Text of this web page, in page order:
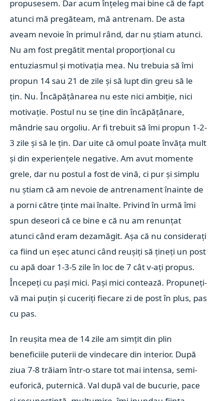
propusesem. Dar acum înțeleg mai bine că de fapt
atunci mă pregăteam, mă antrenam. De asta
aveam nevoie în primul rând, dar nu știam atunci.
Nu am fost pregătit mental proporțional cu
entuziasmul și motivația mea. Nu trebuia să îmi
propun 14 sau 21 de zile și să lupt din greu să le
țin. Nu. Încăpățânarea nu este nici ambiție, nici
motivație. Postul nu se ține din încăpățânare,
mândrie sau orgoliu. Ar fi trebuit să îmi propun 1-2-
3 zile și să le țin. Dar uite că omul poate învăța mult
și din experiențele negative. Am avut momente
grele, dar nu postul a fost de vină, ci pur și simplu
nu știam că am nevoie de antrenament înainte de
a porni către ținte mai înalte. Privind în urmă îmi
spun deseori că ce bine e că nu am renunțat
atunci când eram dezamăgit. Așa că nu considerați
ca fiind un eșec atunci când reușiți să țineți un post
cu apă doar 1-3-5 zile în loc de 7 cât v-ați propus.
Începeți cu pași mici. Pași mici contează. Propuneți-
vă mai puțin și cuceriți fiecare zi de post în plus, pas
cu pas.
In reușita mea de 14 zile am simțit din plin
beneficiile puterii de vindecare din interior. După
ziua 7-8 trăiam într-o stare tot mai intensa, semi-
euforică, puternică. Val după val de bucurie, pace